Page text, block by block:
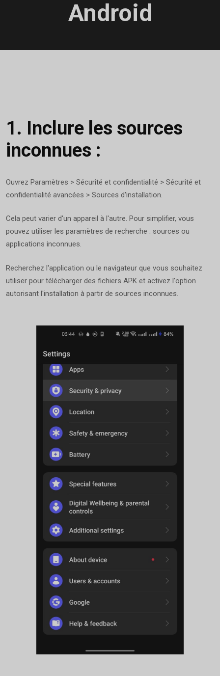
Android
1. Inclure les sources
inconnues :
Ouvrez Paramètres > Sécurité et confidentialité > Sécurité et
confidentialité avancées > Sources d'installation.
Cela peut varier d'un appareil à l'autre. Pour simplifier, vous
pouvez utiliser les paramètres de recherche : sources ou
applications inconnues.
Recherchez l'application ou le navigateur que vous souhaitez
utiliser pour télécharger des fichiers APK et activez l'option
autorisant l'installation à partir de sources inconnues.